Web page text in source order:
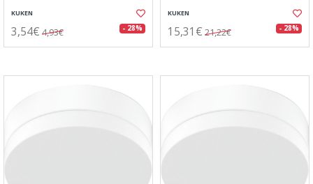
KUKEN
3,54€ 4,93€ - 28%
KUKEN
15,31€ 21,22€ - 28%